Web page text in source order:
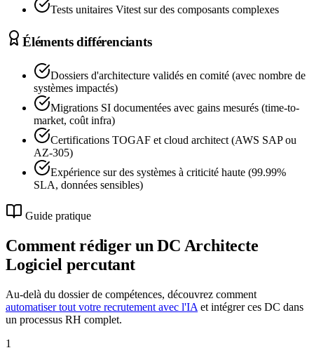
Tests unitaires Vitest sur des composants complexes
Éléments différenciants
Dossiers d'architecture validés en comité (avec nombre de
systèmes impactés)
Migrations SI documentées avec gains mesurés (time-to-
market, coût infra)
Certifications TOGAF et cloud architect (AWS SAP ou
AZ-305)
Expérience sur des systèmes à criticité haute (99.99%
SLA, données sensibles)
Guide pratique
Comment rédiger un DC Architecte
Logiciel percutant
Au-delà du dossier de compétences, découvrez comment
automatiser tout votre recrutement avec l'IA et intégrer ces DC dans
un processus RH complet.
1